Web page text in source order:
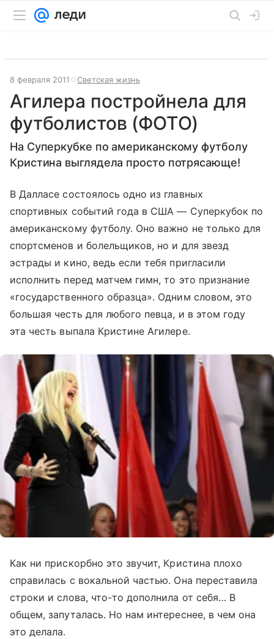
8 февраля 2011 Светская жизнь
Агилера постройнела для
футболистов (ФОТО)
На Суперкубке по американскому футболу
Кристина выглядела просто потрясающе!
В Далласе состоялось одно из главных
спортивных событий года в США — Суперкубок по
американскому футболу. Оно важно не только для
спортсменов и болельщиков, но и для звезд
эстрады и кино, ведь если тебя пригласили
исполнить перед матчем гимн, то это признание
«государственного образца». Одним словом, это
большая честь для любого певца, и в этом году
эта честь выпала Кристине Агилере.
Как ни прискорбно это звучит, Кристина плохо
справилась с вокальной частью. Она переставила
строки и слова, что-то дополнила от себя… В
общем, запуталась. Но нам интереснее, в чем она
это делала.